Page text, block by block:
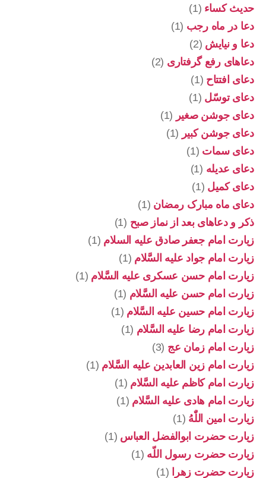
حدیث کساء (1)
دعا در ماه رجب (1)
دعا و نیایش (2)
دعاهای رفع گرفتاری (2)
دعای افتتاح (1)
دعای توسّل (1)
دعای جوشن صغیر (1)
دعای جوشن کبیر (1)
دعای سمات (1)
دعای عدیله (1)
دعای کمیل (1)
دعای ماه مبارک رمضان (1)
ذکر و دعاهای بعد از نماز صبح (1)
زیارت امام جعفر صادق علیه السلام (1)
زیارت امام جواد علیه السَّلام (1)
زیارت امام حسن عسکری علیه السَّلام (1)
زیارت امام حسن علیه السَّلام (1)
زیارت امام حسین علیه السَّلام (1)
زیارت امام رضا علیه السَّلام (1)
زیارت امام زمان عج (3)
زیارت امام زین العابدین علیه السَّلام (1)
زیارت امام کاظم علیه السَّلام (1)
زیارت امام هادی علیه السَّلام (1)
زیارت امین اللّٰهُ (1)
زیارت حضرت ابوالفضل العباس (1)
زیارت حضرت رسول اللّه (1)
زیارت حضرت زهرا
(1)